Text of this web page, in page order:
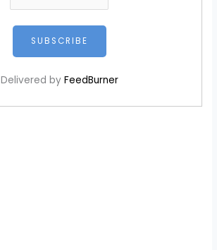
Delivered by FeedBurner